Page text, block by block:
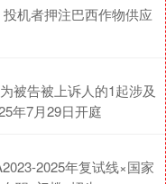
机者押注巴西作物供应
被告被上诉人的1起涉及
年7月29日开庭
2025年复试线×国家